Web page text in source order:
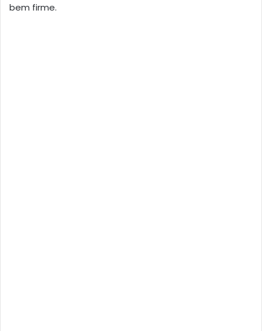
bem firme.